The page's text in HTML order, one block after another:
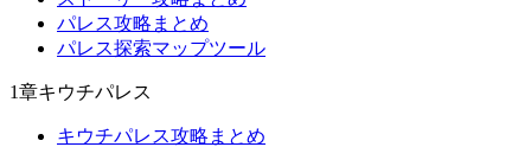
パレス攻略まとめ
パレス探索マップツール
1章キウチパレス
キウチパレス攻略まとめ